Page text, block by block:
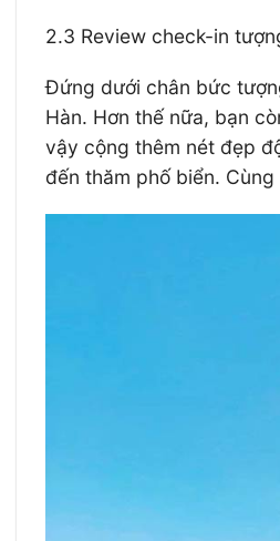
2.3 Review check-in
Đứng dưới chân bức
Hàn. Hơn thế nữa, bạn
vậy cộng thêm nét đẹp
đến thăm phố biển.